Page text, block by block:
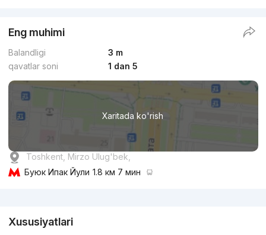
Eng muhimi
Balandligi
3 m
qavatlar soni
1 dan 5
Xaritada ko'rish
Toshkent, Mirzo Ulug'bek,
Буюк Ипак Йули 1.8 км 7 мин
Xususiyatlari